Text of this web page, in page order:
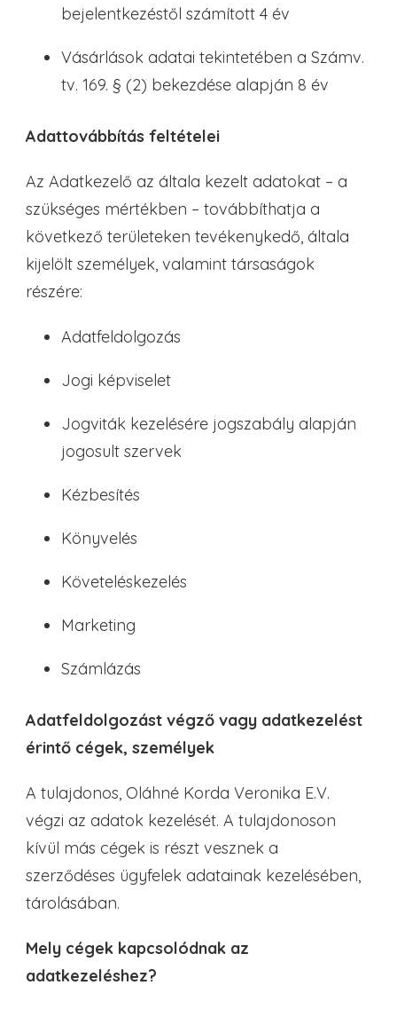
bejelentkezéstől számított 4 év
Vásárlások adatai tekintetében a Számv.
tv. 169. § (2) bekezdése alapján 8 év
Adattovábbítás feltételei
Az Adatkezelő az általa kezelt adatokat – a
szükséges mértékben – továbbíthatja a
következő területeken tevékenykedő, általa
kijelölt személyek, valamint társaságok
részére:
Adatfeldolgozás
Jogi képviselet
Jogviták kezelésére jogszabály alapján
jogosult szervek
Kézbesítés
Könyvelés
Követeléskezelés
Marketing
Számlázás
Adatfeldolgozást végző vagy adatkezelést
érintő cégek, személyek
A tulajdonos, Oláhné Korda Veronika E.V.
végzi az adatok kezelését. A tulajdonoson
kívül más cégek is részt vesznek a
szerződéses ügyfelek adatainak kezelésében,
tárolásában.
Mely cégek kapcsolódnak az
adatkezeléshez?